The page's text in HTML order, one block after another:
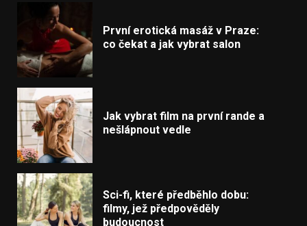
První erotická masáž v Praze:
co čekat a jak vybrat salon
Jak vybrat film na první rande a
nešlápnout vedle
Sci-fi, které předběhlo dobu:
filmy, jež předpověděly
budoucnost